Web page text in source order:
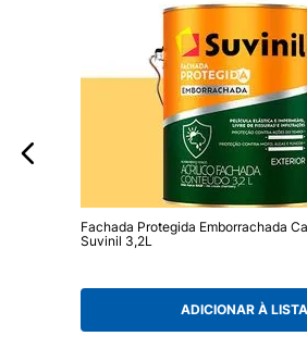
Fachada Protegida Emborrachada
Suvinil 3,2L
ADICIONAR À LISTA